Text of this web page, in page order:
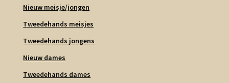
Nieuw meisje/jongen
Tweedehands meisjes
Tweedehands jongens
Nieuw dames
Tweedehands dames